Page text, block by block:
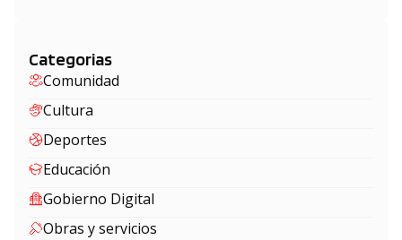
Categorias
Comunidad
Cultura
Deportes
Educación
Gobierno Digital
Obras y servicios